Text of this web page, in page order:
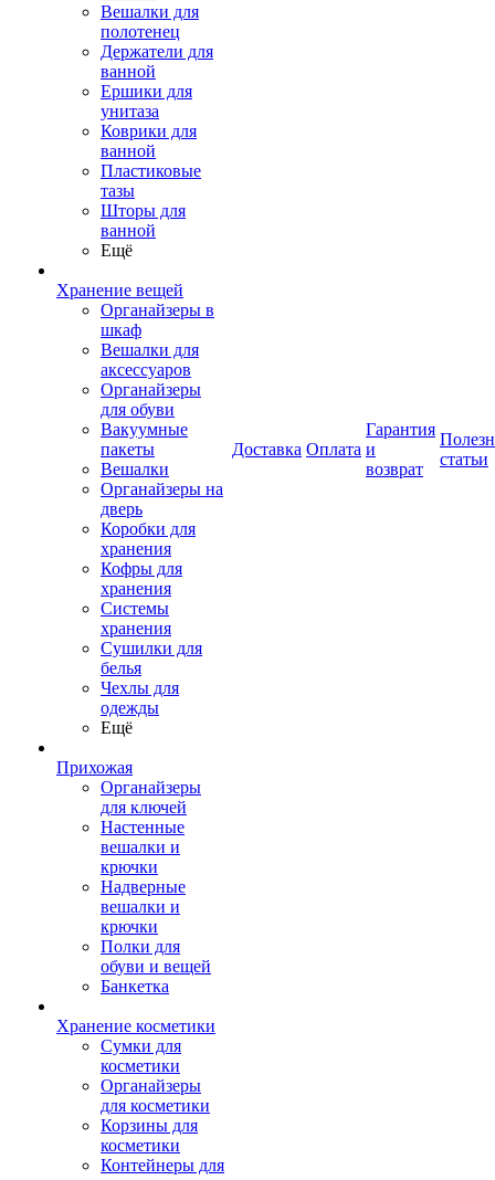
Вешалки для
полотенец
Держатели для
ванной
Ершики для
унитаза
Коврики для
ванной
Пластиковые
тазы
Шторы для
ванной
Ещё
Хранение вещей
Органайзеры в
шкаф
Вешалки для
аксессуаров
Органайзеры
для обуви
Вакуумные
пакеты
Вешалки
Органайзеры на
дверь
Коробки для
хранения
Кофры для
хранения
Системы
хранения
Сушилки для
белья
Чехлы для
одежды
Ещё
Прихожая
Органайзеры
для ключей
Настенные
вешалки и
крючки
Надверные
вешалки и
крючки
Полки для
обуви и вещей
Банкетка
Хранение косметики
Сумки для
косметики
Органайзеры
для косметики
Корзины для
косметики
Контейнеры для
Доставка Оплата
Гарантия
и
возврат
статьи